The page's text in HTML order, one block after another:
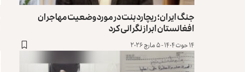
جنگ ایران؛ ریچارد بنت در مورد وضعیت مهاجران
افغانستان ابراز نگرانی کرد
۱۴ حوت ۱۴۰۴ - ۵ مارچ ۲۰۲۶